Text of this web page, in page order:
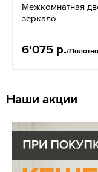
Межкомнатная
зеркало
6'075 р./Полотно
Наши акции